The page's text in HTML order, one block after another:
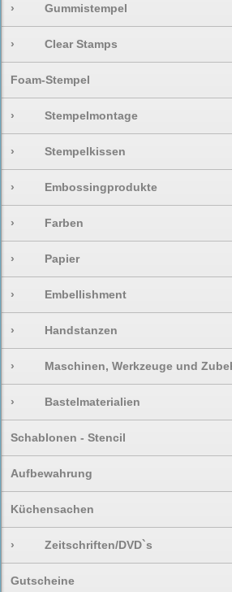
› Gummistempel
› Clear Stamps
Foam-Stempel
› Stempelmontage
› Stempelkissen
› Embossingprodukte
› Farben
› Papier
› Embellishment
› Handstanzen
› Maschinen, Werkzeuge und
› Bastelmaterialien
Schablonen - Stencil
Aufbewahrung
Küchensachen
› Zeitschriften/DVD`s
Gutscheine